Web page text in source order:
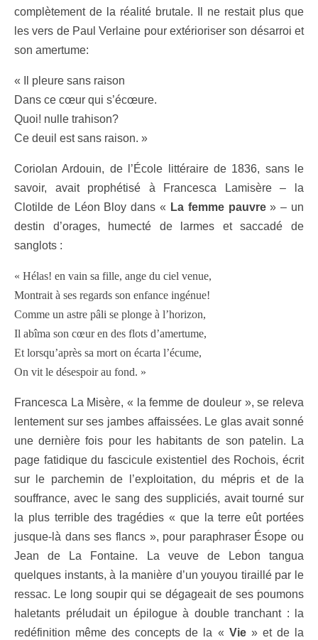
complètement de la réalité brutale. Il ne restait plus que
les vers de Paul Verlaine pour extérioriser son désarroi et
son amertume:
« Il pleure sans raison
Dans ce cœur qui s’écœure.
Quoi! nulle trahison?
Ce deuil est sans raison. »
Coriolan Ardouin, de l’École littéraire de 1836, sans le
savoir, avait prophétisé à Francesca Lamisère – la
Clotilde de Léon Bloy dans « La femme pauvre» – un
destin d’orages, humecté de larmes et saccadé de
sanglots :
« Hélas! en vain sa fille, ange du ciel venue,
Montrait à ses regards son enfance ingénue!
Comme un astre pâli se plonge à l’horizon,
Il abîma son cœur en des flots d’amertume,
Et lorsqu’après sa mort on écarta l’écume,
On vit le désespoir au fond. »
Francesca La Misère, « la femme de douleur », se releva
lentement sur ses jambes affaissées. Le glas avait sonné
une dernière fois pour les habitants de son patelin. La
page fatidique du fascicule existentiel des Rochois, écrit
sur le parchemin de l’exploitation, du mépris et de la
souffrance, avec le sang des suppliciés, avait tourné sur
la plus terrible des tragédies « que la terre eût portées
jusque-là dans ses flancs », pour paraphraser Ésope ou
Jean de La Fontaine. La veuve de Lebon tangua
quelques instants, à la manière d’un youyou tiraillé par le
ressac. Le long soupir qui se dégageait de ses poumons
haletants préludait un épilogue à double tranchant : la
redéfinition même des concepts de la « Vie» et de la